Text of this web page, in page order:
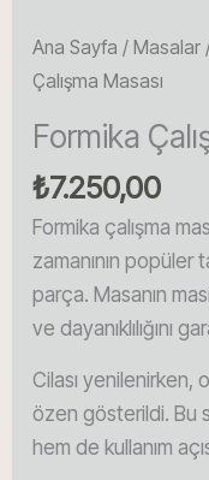
Ana Sayfa /Masalar
Çalışma Masası
Formika
₺7.250,00
Formika çalışma
zamanının popüler
parça. Masanın
ve dayanıklılığını
Cilası yenilenirken,
özen gösterildi. Bu
hem de kullanım